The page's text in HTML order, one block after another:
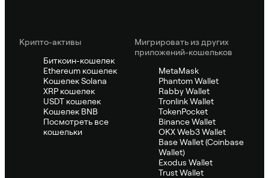
Крипто-активы
Биткоин-кошелек
Ethereum кошелек
Кошелек Solana
XRP кошелек
USDT кошелек
Кошелек BNB
Посмотреть все
кошельки
Мигрировать из других
приложений-кошельков
MetaMask
Phantom Wallet
Rabby Wallet
Tronlink Wallet
TokenPocket
Binance Wallet
OKX Web3 Wallet
Base Wallet (Coinbase
Wallet)
Exodus Wallet
Trust Wallet